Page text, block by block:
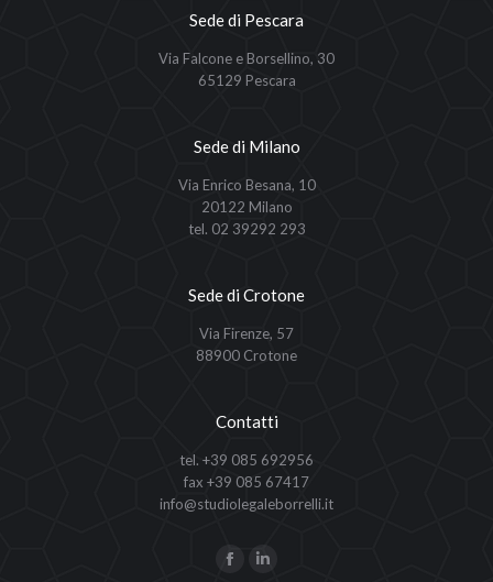
Sede di Pescara
Via Falcone e Borsellino, 30
65129 Pescara
Sede di Milano
Via Enrico Besana, 10
20122 Milano
tel. 02 39292 293
Sede di Crotone
Via Firenze, 57
88900 Crotone
Contatti
tel. +39 085 692956
fax +39 085 67417
info@studiolegaleborrelli.it
FacebookLinkedin